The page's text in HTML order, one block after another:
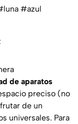
#azul
de aparatos
preciso (no
de un
universales. Para